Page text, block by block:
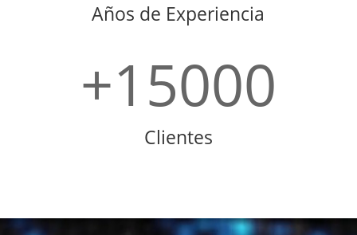
Años de Experiencia
+15000
Clientes
Reproductor